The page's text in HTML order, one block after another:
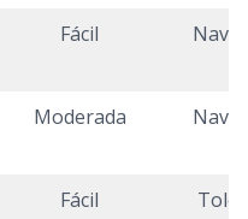
Fácil
Moderada
Fácil